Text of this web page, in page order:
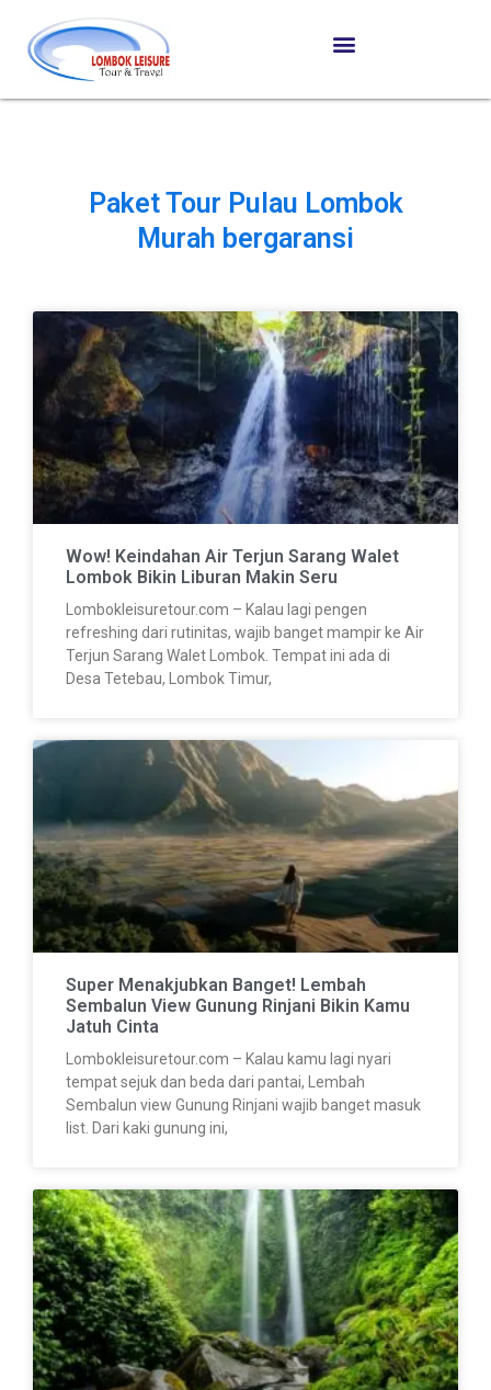
Paket Tour Pulau Lombok
Murah bergaransi
Wow! Keindahan Air Terjun Sarang Walet
Lombok Bikin Liburan Makin Seru
Lombokleisuretour.com – Kalau lagi pengen
refreshing dari rutinitas, wajib banget mampir ke Air
Terjun Sarang Walet Lombok. Tempat ini ada di
Desa Tetebau, Lombok Timur,
Super Menakjubkan Banget! Lembah
Sembalun View Gunung Rinjani Bikin Kamu
Jatuh Cinta
Lombokleisuretour.com – Kalau kamu lagi nyari
tempat sejuk dan beda dari pantai, Lembah
Sembalun view Gunung Rinjani wajib banget masuk
list. Dari kaki gunung ini,